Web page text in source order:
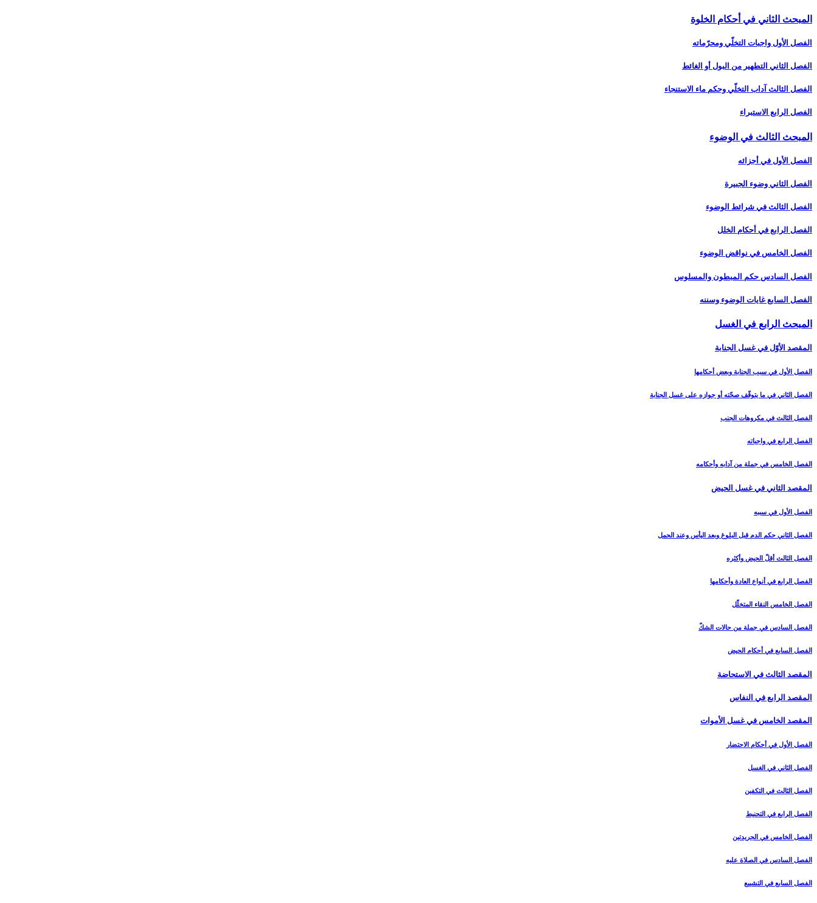
المبحث الثاني في أحكام الخلوة
الفصل الأول واجبات التخلّي ومحرّماته‏
الفصل الثاني التطهير من البول أو الغائط
الفصل الثالث آداب التخلّي وحكم ماء الاستنجاء
الفصل الرابع الاستبراء
المبحث الثالث في الوضوء
الفصل الأول في أجزائه‏
الفصل الثاني وضوء الجبيرة
الفصل الثالث في شرائط الوضوء
الفصل الرابع في أحكام الخلل
الفصل الخامس في نواقض الوضوء
الفصل السادس حكم المبطون والمسلوس‏
الفصل السابع غايات الوضوء وسننه‏
المبحث الرابع في الغسل‏
المقصد الأوّل في غسل الجنابة
الفصل الأول في سبب الجنابة وبعض أحكامها
الفصل الثاني في ما يتوقّف صحّته أو جوازه على غسل الجنابة
الفصل الثالث في مكروهات الجنب‏
الفصل الرابع في واجباته
الفصل الخامس في جملة من آدابه وأحكامه‏
المقصد الثاني في غسل الحيض‏
الفصل الأول في سببه
الفصل الثاني حكم الدم قبل البلوغ وبعد اليأس وعند الحمل‏
الفصل الثالث أقلّ الحيض وأكثره‏
الفصل الرابع في أنواع العادة وأحكامها
الفصل الخامس النقاء المتخلّل‏
الفصل السادس في جملة من حالات الشكّ‏
الفصل السابع في أحكام الحيض
المقصد الثالث في الاستحاضة
المقصد الرابع في النفاس‏
المقصد الخامس في غسل الأموات‏
الفصل الأول في أحكام الاحتضار
الفصل الثاني في الغسل
الفصل الثالث في التكفين
الفصل الرابع‏ في التحنيط
الفصل الخامس في الجريدتين
الفصل السادس في الصلاة عليه
الفصل السابع في التشييع